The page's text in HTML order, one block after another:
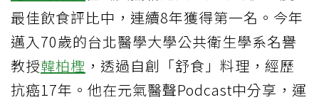
最佳飲食評比中，連續8年獲得第一名。今年
邁入70歲的台北醫學大學公共衛生學系名譽
教授韓柏檉 ，透過自創「舒食」料理，經歷
抗癌17年。他在元氣醫聲Podcast中分享，運